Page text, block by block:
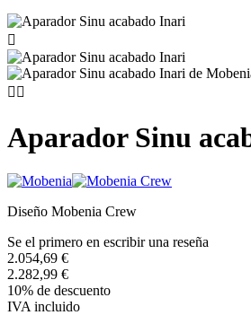

 
Aparador Sinu
Diseño Mobenia Crew
Se el primero en escribir una reseña
2.054,69 €
2.282,99 €
10% de descuento
IVA incluido